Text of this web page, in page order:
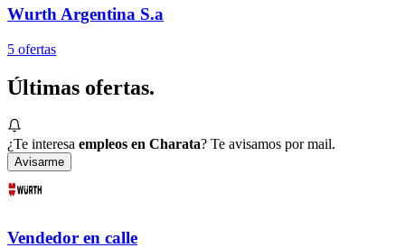
Wurth Argentina S.a
5 ofertas
Últimas ofertas.
¿Te interesa empleos en Charata? Te avisamos por mail.
Avisarme
Vendedor en calle